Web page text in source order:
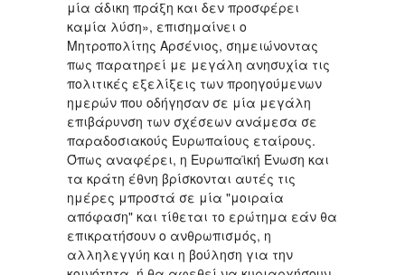
μία άδικη πράξη και δεν προσφέρει
καμία λύση», επισημαίνει ο
Μητροπολίτης Αρσένιος, σημειώνοντας
πως παρατηρεί με μεγάλη ανησυχία τις
πολιτικές εξελίξεις των προηγούμενων
ημερών που οδήγησαν σε μία μεγάλη
επιβάρυνση των σχέσεων ανάμεσα σε
παραδοσιακούς Ευρωπαίους εταίρους.
Όπως αναφέρει, η Ευρωπαϊκή Ένωση και
τα κράτη έθνη βρίσκονται αυτές τις
ημέρες μπροστά σε μία "μοιραία
απόφαση" και τίθεται το ερώτημα εάν θα
επικρατήσουν ο ανθρωπισμός, η
αλληλεγγύη και η βούληση για την